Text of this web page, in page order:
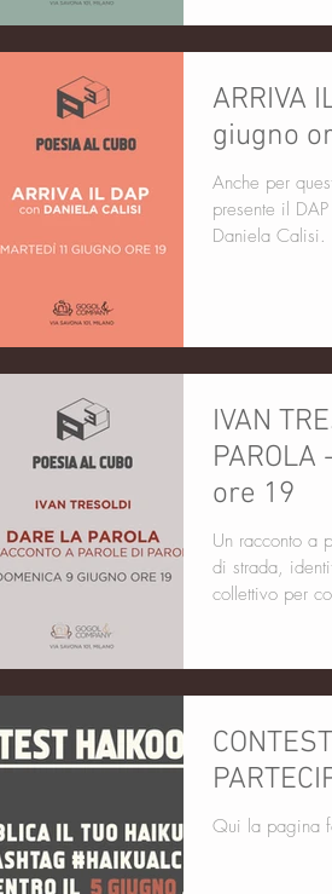
ARRIVA
giugno
Anche per
presente il
IVAN
ore 19
Un racconto a
di strada,
collettivo per
Qui la pagina